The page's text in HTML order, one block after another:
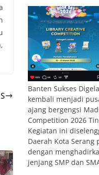
Banten Sukses
kembali menjadi
ajang bergengsi
Competition 2026
Kegiatan ini
Daerah Kota Serang
dengan
jenjang SMP dan